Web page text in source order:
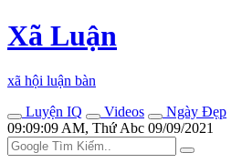
Xã Luận
xã hội luận bàn
Luyện IQ
Videos
Ngày Đẹp
09:09:09 AM, Thứ Abc 09/09/2021